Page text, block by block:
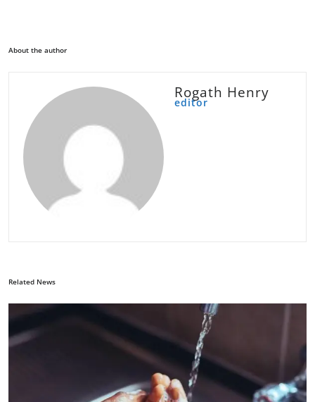
About the author
Rogath Henry
editor
Related News